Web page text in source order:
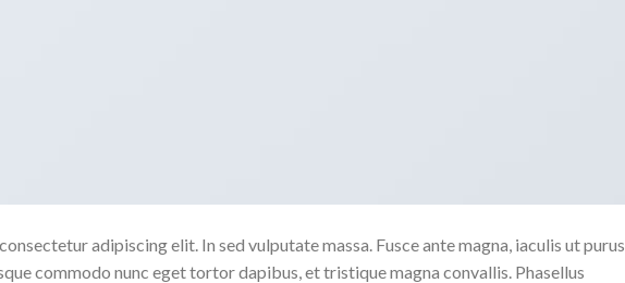
adipiscing elit. In sed vulputate massa. Fusce ante magna, iaculis ut purus
commodo nunc eget tortor dapibus, et tristique magna convallis. Phasellus